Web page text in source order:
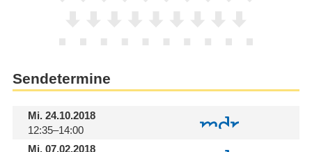
Sendetermine
Mi.24.10.2018
12:35–14:00
Mi.07.02.2018